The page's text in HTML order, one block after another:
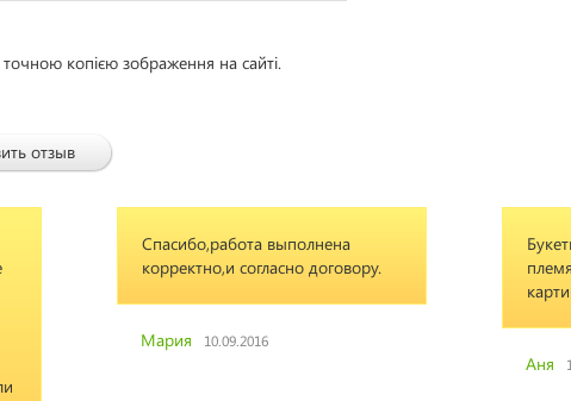
копією зображення на сайті.
отзыв
выполнена
договору.
Букетик "Принцессе" для моей
племяшки собран был как на